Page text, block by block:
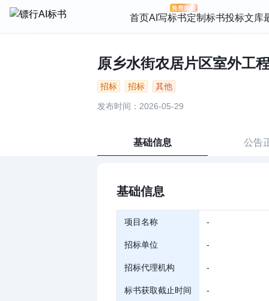
首页AI写标书定制标书投标文库
原乡水街农居片区室外工
招标 招标 其他
发布时间：2026-05-29
基础信息 公告
基础信息
项目名称 -
招标单位 -
招标代理机构 -
标书获取截止时间 -